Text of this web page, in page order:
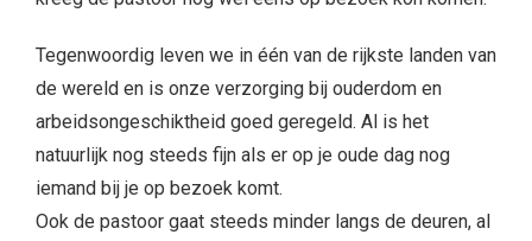
Tegenwoordig leven we in één van de rijkste landen van
de wereld en is onze verzorging bij ouderdom en
arbeidsongeschiktheid goed geregeld. Al is het
natuurlijk nog steeds fijn als er op je oude dag nog
iemand bij je op bezoek komt.
Ook de pastoor gaat steeds minder langs de deuren, al